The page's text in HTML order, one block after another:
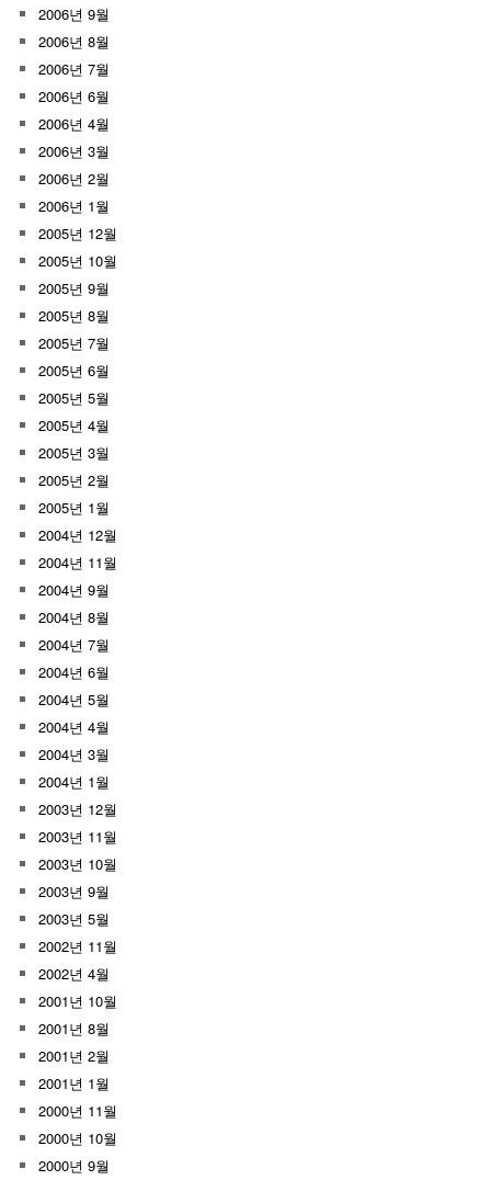
2006년 9월
2006년 8월
2006년 7월
2006년 6월
2006년 4월
2006년 3월
2006년 2월
2006년 1월
2005년 12월
2005년 10월
2005년 9월
2005년 8월
2005년 7월
2005년 6월
2005년 5월
2005년 4월
2005년 3월
2005년 2월
2005년 1월
2004년 12월
2004년 11월
2004년 9월
2004년 8월
2004년 7월
2004년 6월
2004년 5월
2004년 4월
2004년 3월
2004년 1월
2003년 12월
2003년 11월
2003년 10월
2003년 9월
2003년 5월
2002년 11월
2002년 4월
2001년 10월
2001년 8월
2001년 2월
2001년 1월
2000년 11월
2000년 10월
2000년 9월